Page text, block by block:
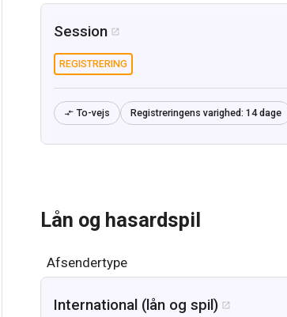
Session 
REGISTRERING
 To-vejs Registreringens varighed: 14 dage
Lån og hasardspil
Afsendertype
International (lån og spil) 